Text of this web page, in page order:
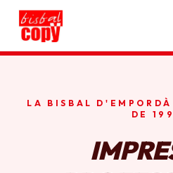
HORARI
LA BISBAL D'EMPORDÀ
DE